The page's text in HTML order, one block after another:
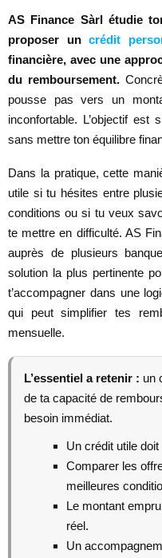
AS Finance Sàrl étudie
proposer uncrédit
financière, avec une
du remboursement.
pousse pas vers un
inconfortable. L’objectif est
sans mettre ton équilibre
Dans la pratique, cette
utile si tu hésites entre
conditions ou si tu veux
te mettre en difficulté. AS
auprès de plusieurs
solution la plus pertinente
t’accompagner dans une
qui peut simplifier tes
mensuelle.
L’essentiel a retenir : un
de ta capacité de
besoin immédiat.
Un crédit utile
Comparer les
meilleures
Le montant
réel.
Un